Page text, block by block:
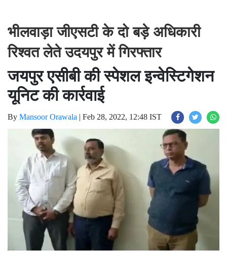
भीलवाड़ा जीएसटी के दो बड़े अधिकारी
रिश्वत लेते उदयपुर में गिरफ्तार
जयपुर एसीबी की स्पेशल इन्वेस्टिगेशन
यूनिट की कार्रवाई
By Mansoor Orawala | Feb 28, 2022, 12:48 IST